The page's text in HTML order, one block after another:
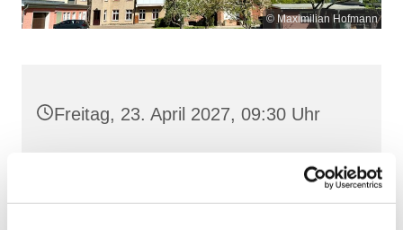
© Maximilian Hofmann
Freitag, 23. April 2027, 09:30 Uhr
Maria Rosenkranzkönigin, Demmin,
Reiferstraße 2A, 17109 Demmin